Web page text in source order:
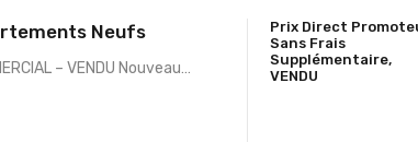
Neufs
– VENDU Nouveau…
Prix Direct
Sans Frais
Supplémentaire,
VENDU